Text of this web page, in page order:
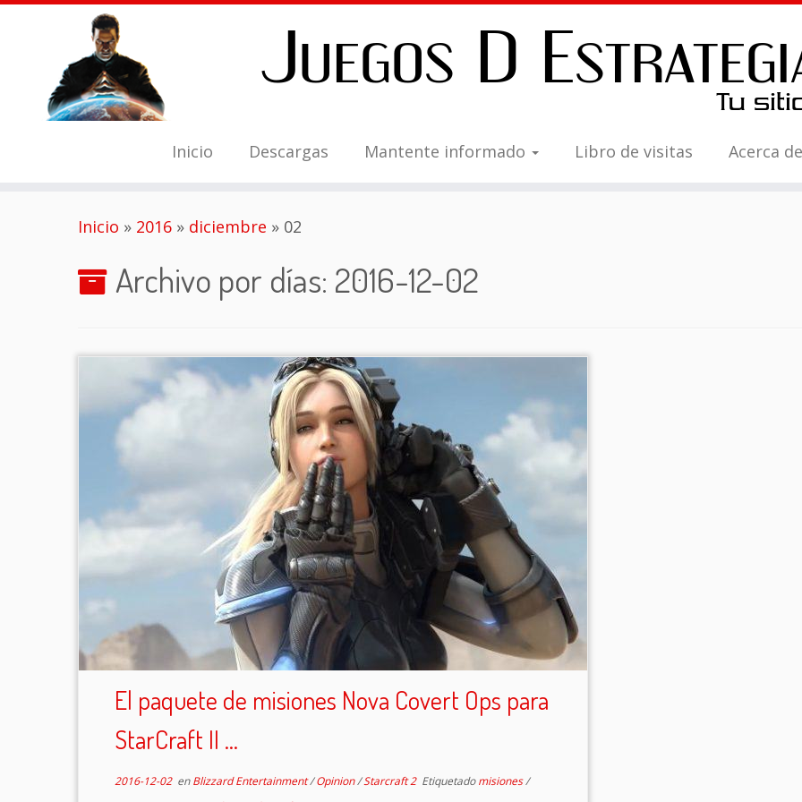
Inicio Descargas Mantente informado Libro de visitas Acerca
Inicio » 2016 » diciembre » 02
Archivo por días: 2016-12-02
El paquete de misiones Nova Covert Ops para
StarCraft II ...
2016-12-02enBlizzard Entertainment/Opinion/Starcraft 2 Etiquetadomisiones/